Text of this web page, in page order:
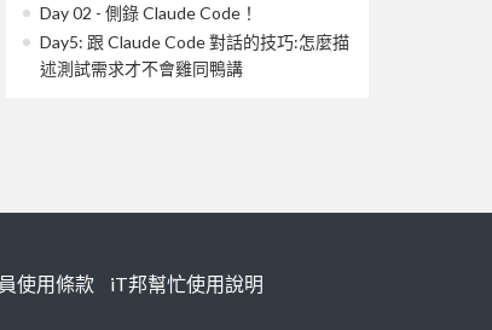
Day 02 - 側錄 Claude Code！
Day5: 跟 Claude Code 對話的技巧:怎麼描
述測試需求才不會雞同鴨講
使用條款 iT邦幫忙使用說明